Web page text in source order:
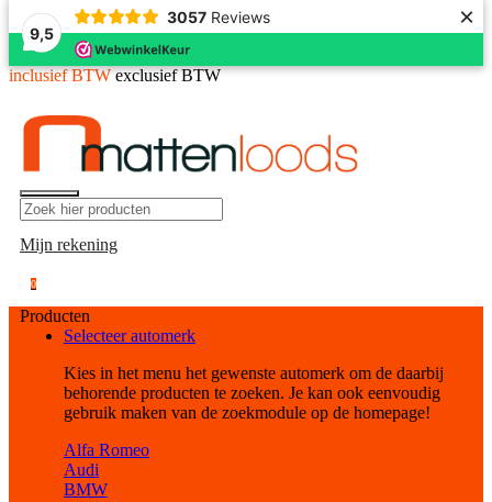
9,5
3057 Reviews ×
inclusief BTW exclusief BTW
Mijn rekening
0
Producten
Selecteer automerk
Kies in het menu het gewenste automerk om de daarbij
behorende producten te zoeken. Je kan ook eenvoudig
gebruik maken van de zoekmodule op de homepage!
Alfa Romeo
Audi
BMW